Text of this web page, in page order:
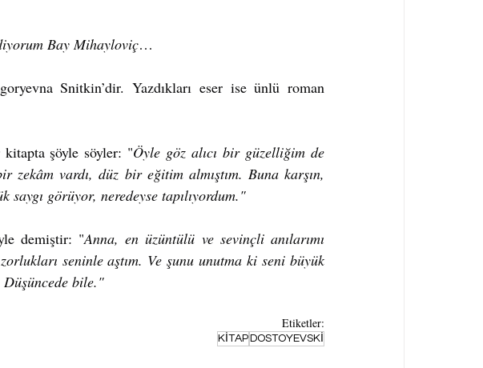
Bay Mihayloviç…
Snitkin’dir. Yazdıkları eser ise ünlü roman
kitapta şöyle söyler: "Öyle göz alıcı bir güzelliğim de
zekâm vardı, düz bir eğitim almıştım. Buna karşın,
görüyor, neredeyse tapılıyordum."
demiştir: "Anna, en üzüntülü ve sevinçli anılarımı
seninle aştım. Ve şunu unutma ki seni büyük
bile."
Etiketler:
KİTAP DOSTOYEVSKİ